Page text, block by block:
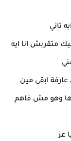
تاني
متقربش انا ايه
عارفة ابقى مين
وهو مش فاهم
عز